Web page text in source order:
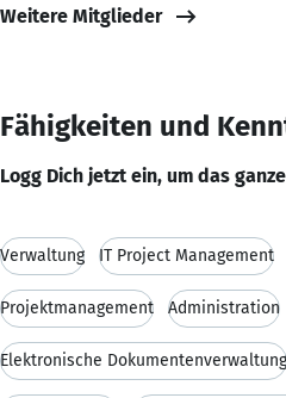
Weitere Mitglieder
Fähigkeiten und
Logg Dich jetzt ein, um das
Verwaltung IT Project Management
Projektmanagement Administration
Elektronische Dokumentenverwaltung